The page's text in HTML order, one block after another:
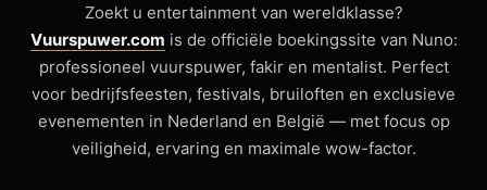
Zoekt u entertainment van wereldklasse?
Vuurspuwer.com is de officiële boekingssite van Nuno:
professioneel vuurspuwer, fakir en mentalist. Perfect
voor bedrijfsfeesten, festivals, bruiloften en exclusieve
evenementen in Nederland en België — met focus op
veiligheid, ervaring en maximale wow-factor.